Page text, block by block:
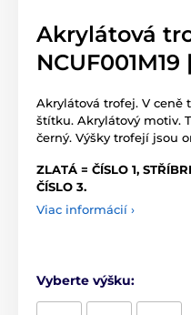
Akrylátová
NCUF001M19
Akrylátová trofej. V ceně
štítku. Akrylátový motiv.
černý. Výšky trofejí jsou
ZLATÁ = ČÍSLO 1,
ČÍSLO 3.
Viac informácií ›
Vyberte výšku: